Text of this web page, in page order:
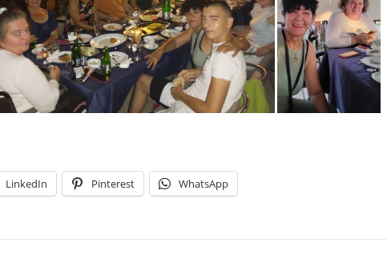
LinkedIn Pinterest WhatsApp